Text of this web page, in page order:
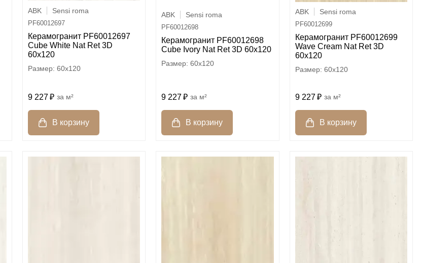
ABK Sensi roma
PF60012697
Керамогранит PF60012697
Cube White Nat Ret 3D
60x120
60x120
9 227 м²
ABK Sensi roma
PF60012698
Керамогранит PF60012698
Cube Ivory Nat Ret 3D 60x120
60x120
9 227 м²
ABK Sensi roma
PF60012699
Керамогранит PF60012699
Wave Cream Nat Ret 3D
60x120
60x120
9 227 м²